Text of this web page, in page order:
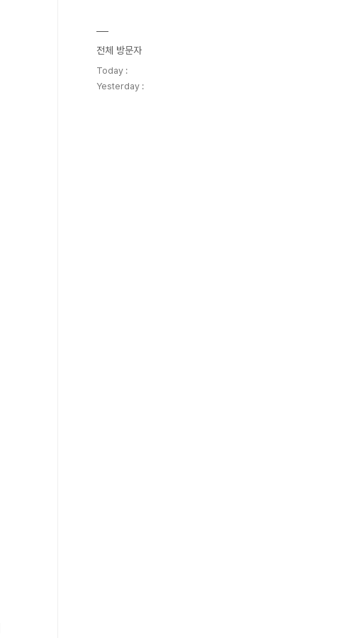
전체 방문자
Today :
Yesterday :